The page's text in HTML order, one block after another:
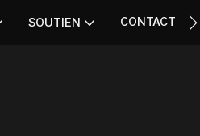
SOUTIEN CONTACT